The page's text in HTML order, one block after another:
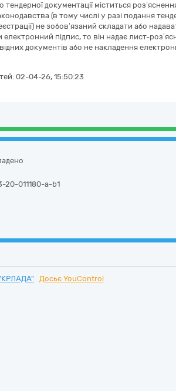
документації міститься
(в тому числі у разі подання
не зобов’язаний складати або
електронний підпис, то він надає лист-
документів або не накладення
02-04-26, 15:50:23
20-011180-a-b1
Досьє YouControl